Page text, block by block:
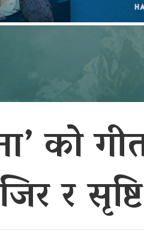
को
र सृष्टि